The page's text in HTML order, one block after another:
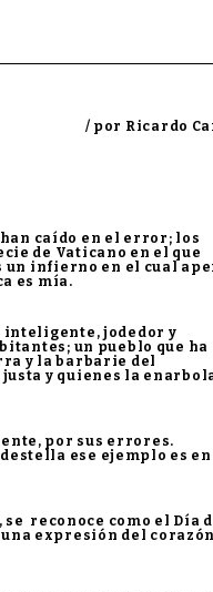
/ por Ricardo
caído en el error; los
de Vaticano en el que
un infierno en el cual
es mía.
inteligente, jodedor y
un pueblo que ha
y la barbarie del
y quienes la
por sus errores.
ese ejemplo es en
reconoce como el Día
expresión del